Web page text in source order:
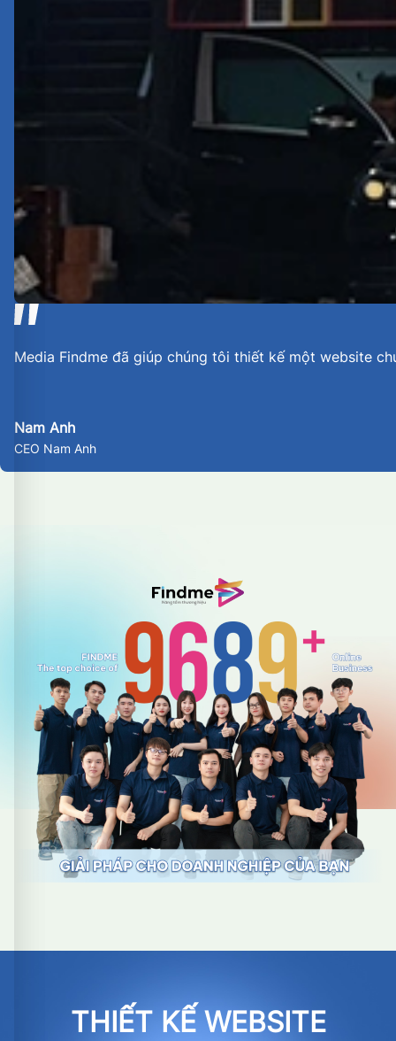
Media Findme đã giúp chúng tôi thiết kế một website
Nam Anh
CEO Nam Anh
THIẾT KẾ WEBSITE